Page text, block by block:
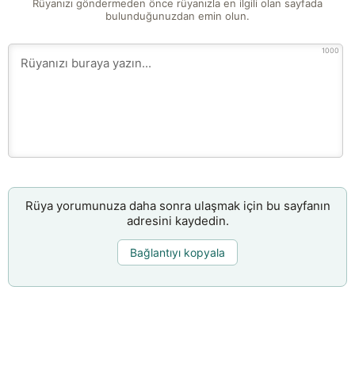
Rüyanızı göndermeden önce rüyanızla en ilgili olan sayfada
bulunduğunuzdan emin olun.
1000
Rüya yorumunuza daha sonra ulaşmak için bu sayfanın
adresini kaydedin.
Bağlantıyı kopyala